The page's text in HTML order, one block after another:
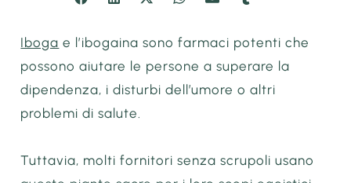
Iboga e l’ibogaina sono farmaci potenti che
possono aiutare le persone a superare la
dipendenza, i disturbi dell’umore o altri
problemi di salute.
Tuttavia, molti fornitori senza scrupoli usano